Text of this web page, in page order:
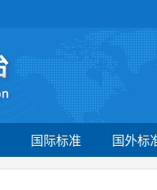
国际标准 国外标